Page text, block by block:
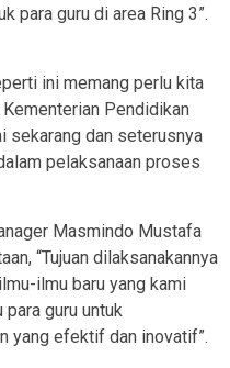
para guru di area Ring 3”.
ini memang perlu kita
Pendidikan
sekarang dan seterusnya
pelaksanaan proses
Masmindo Mustafa
“Tujuan dilaksanakannya
ilmu baru yang kami
guru untuk
yang efektif dan inovatif”.